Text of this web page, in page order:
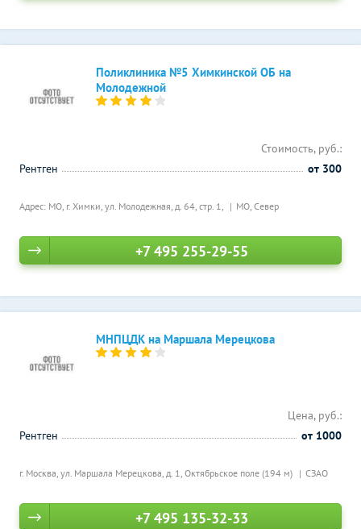
Поликлиника №5 Химкинской ОБ на
Молодежной
Адрес: МО, г. Химки, ул. Молодежная, д. 64, стр. 1, МО, Север
Стоимость, руб.:
Рентген
от 300
+7 495 255-29-55
МНПЦДК на Маршала Мерецкова
г. Москва, ул. Маршала Мерецкова, д. 1, Октябрьское поле (194 м) СЗАО
Цена, руб.:
Рентген
от 1000
+7 495 135-32-33